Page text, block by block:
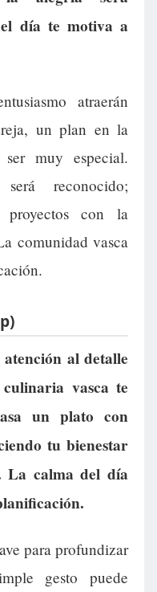
día te motiva a
atraerán
un plan en la
muy especial.
reconocido;
proyectos con la
comunidad vasca
al detalle
vasca te
un plato con
tu bienestar
calma del día
para profundizar
gesto puede